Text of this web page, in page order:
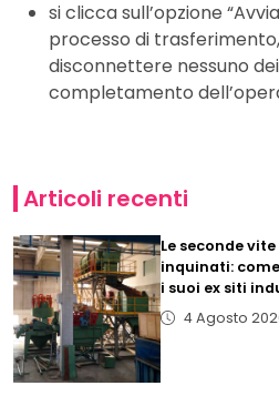
si clicca sull’opzione
processo di
disconnettere nessuno
completamento
Articoli recenti
Le seconde
inquinati:
i suoi ex siti
4 Agosto